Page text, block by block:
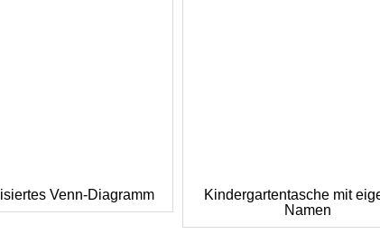
Venn-Diagramm
Kindergartentasche mit
Namen